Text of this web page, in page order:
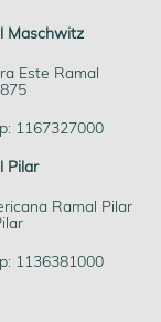
Maschwitz
Este Ramal
1167327000
Pilar
Ramal Pilar
1136381000